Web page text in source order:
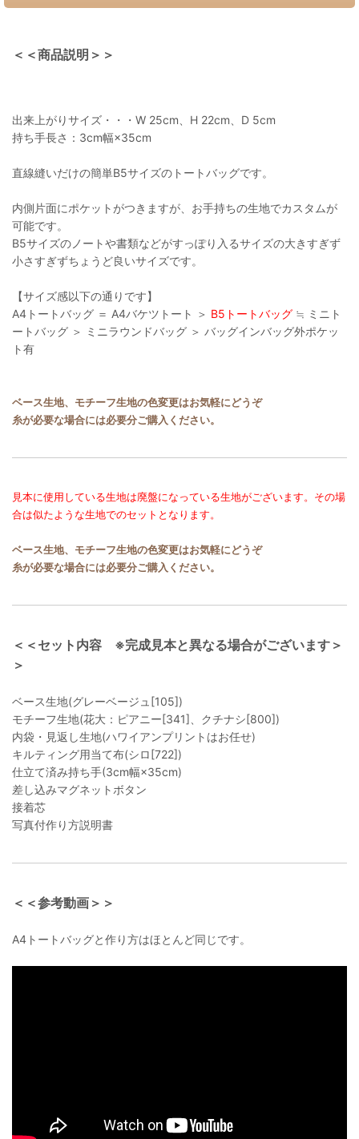
＜＜商品説明＞＞
出来上がりサイズ・・・W 25cm、H 22cm、D 5cm
持ち手長さ：3cm幅×35cm
直線縫いだけの簡単B5サイズのトートバッグです。
内側片面にポケットがつきますが、お手持ちの生地でカスタムが
可能です。
B5サイズのノートや書類などがすっぽり入るサイズの大きすぎず
小さすぎずちょうど良いサイズです。
【サイズ感以下の通りです】
A4トートバッグ ＝ A4バケツトート ＞ B5トートバッグ ≒ ミニト
ートバッグ ＞ ミニラウンドバッグ ＞ バッグインバッグ外ポケッ
ト有
ベース生地、モチーフ生地の色変更はお気軽にどうぞ
糸が必要な場合には必要分ご購入ください。
見本に使用している生地は廃盤になっている生地がございます。その場
合は似たような生地でのセットとなります。
ベース生地、モチーフ生地の色変更はお気軽にどうぞ
糸が必要な場合には必要分ご購入ください。
＜＜セット内容 ※完成見本と異なる場合がございます＞
＞
ベース生地(グレーベージュ[105])
モチーフ生地(花大：ピアニー[341]、クチナシ[800])
内袋・見返し生地(ハワイアンプリントはお任せ)
キルティング用当て布(シロ[722])
仕立て済み持ち手(3cm幅×35cm)
差し込みマグネットボタン
接着芯
写真付作り方説明書
＜＜参考動画＞＞
A4トートバッグと作り方はほとんど同じです。